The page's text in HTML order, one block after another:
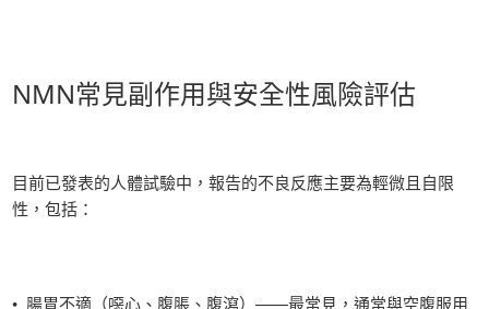
NMN常見副作用與安全性風險評估
目前已發表的人體試驗中，報告的不良反應主要為輕微且自限
性，包括：
• 腸胃不適（噁心、腹脹、腹瀉）——最常見，通常與空腹服用